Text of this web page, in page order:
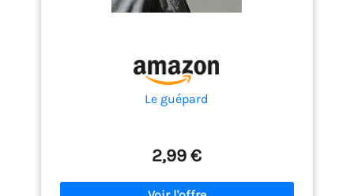
Le guépard
2,99 €